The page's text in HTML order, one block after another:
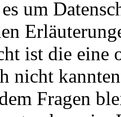
um
ist die eine
nicht
Fragen